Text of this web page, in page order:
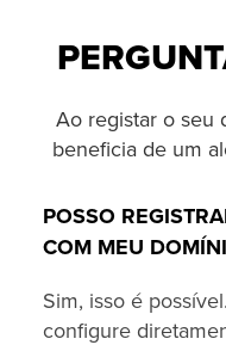
Ao registar o seu
beneficia de um
POSSO
COM MEU
Sim, isso é
configure